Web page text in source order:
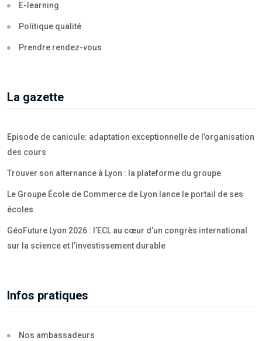
E-learning
Politique qualité
Prendre rendez-vous
La gazette
Episode de canicule: adaptation exceptionnelle de l’organisation
des cours
Trouver son alternance à Lyon : la plateforme du groupe
Le Groupe École de Commerce de Lyon lance le portail de ses
écoles
GéoFuture Lyon 2026 : l’ECL au cœur d’un congrès international
sur la science et l’investissement durable
Infos pratiques
Nos ambassadeurs